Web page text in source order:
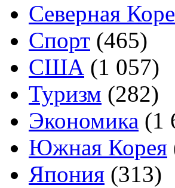
Северная
Спорт (465)
США (1 057)
Туризм (282)
Экономика (1
Южная Корея
Япония (313)